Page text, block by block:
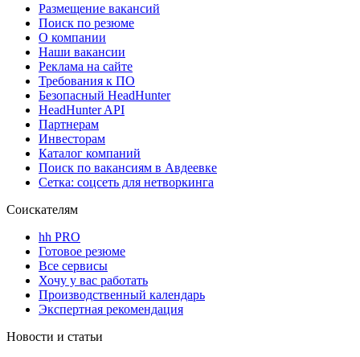
Размещение вакансий
Поиск по резюме
О компании
Наши вакансии
Реклама на сайте
Требования к ПО
Безопасный HeadHunter
HeadHunter API
Партнерам
Инвесторам
Каталог компаний
Поиск по вакансиям в Авдеевке
Сетка: соцсеть для нетворкинга
Соискателям
hh PRO
Готовое резюме
Все сервисы
Хочу у вас работать
Производственный календарь
Экспертная рекомендация
Новости и статьи